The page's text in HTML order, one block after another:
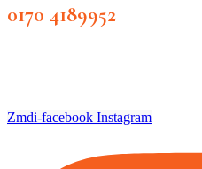
0170 4189952
Zmdi-facebook Instagram